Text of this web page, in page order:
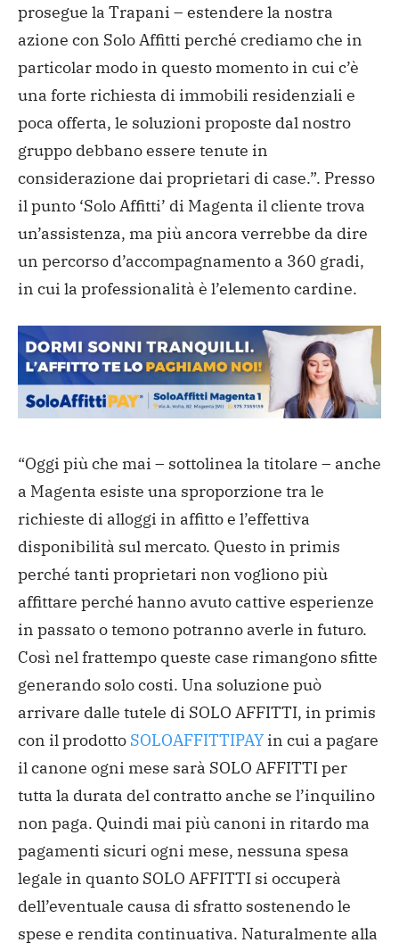
prosegue la Trapani – estendere la nostra
azione con Solo Affitti perché crediamo che in
particolar modo in questo momento in cui c’è
una forte richiesta di immobili residenziali e
poca offerta, le soluzioni proposte dal nostro
gruppo debbano essere tenute in
considerazione dai proprietari di case.”. Presso
il punto ‘Solo Affitti’ di Magenta il cliente trova
un’assistenza, ma più ancora verrebbe da dire
un percorso d’accompagnamento a 360 gradi,
in cui la professionalità è l’elemento cardine.
“Oggi più che mai – sottolinea la titolare – anche
a Magenta esiste una sproporzione tra le
richieste di alloggi in affitto e l’effettiva
disponibilità sul mercato. Questo in primis
perché tanti proprietari non vogliono più
affittare perché hanno avuto cattive esperienze
in passato o temono potranno averle in futuro.
Così nel frattempo queste case rimangono sfitte
generando solo costi. Una soluzione può
arrivare dalle tutele di SOLO AFFITTI, in primis
con il prodotto SOLOAFFITTIPAY in cui a pagare
il canone ogni mese sarà SOLO AFFITTI per
tutta la durata del contratto anche se l’inquilino
non paga. Quindi mai più canoni in ritardo ma
pagamenti sicuri ogni mese, nessuna spesa
legale in quanto SOLO AFFITTI si occuperà
dell’eventuale causa di sfratto sostenendo le
spese e rendita continuativa. Naturalmente alla